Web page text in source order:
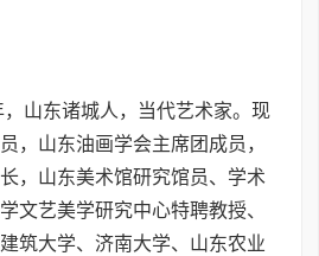
，山东诸城人，当代艺术家。现
，山东油画学会主席团成员，
，山东美术馆研究馆员、学术
文艺美学研究中心特聘教授、
筑大学、济南大学、山东农业